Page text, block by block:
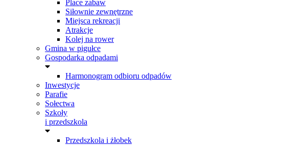
Place zabaw
Siłownie zewnętrzne
Miejsca rekreacji
Atrakcje
Kolej na rower
Gmina w pigułce
Gospodarka odpadami
Harmonogram odbioru odpadów
Inwestycje
Parafie
Sołectwa
Szkoły
i przedszkola
Przedszkola i żłobek